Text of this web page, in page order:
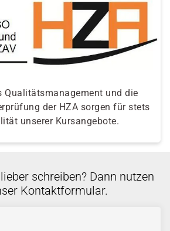
Qualitätsmanagement und die
der HZA sorgen für stets
unserer Kursangebote.
schreiben? Dann nutzen
Kontaktformular.